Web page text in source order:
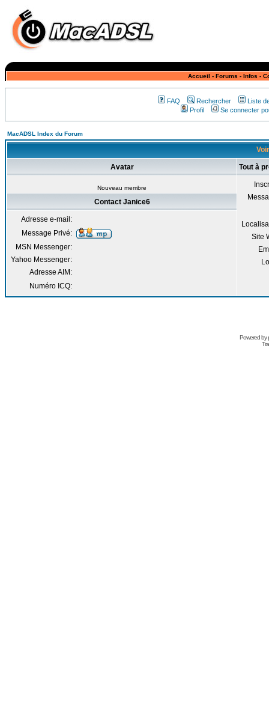
Accueil - Forums - Infos -
FAQ Rechercher
Liste
Profil
Se connecter
MacADSL Index du Forum
Avatar Tout à
Nouveau membre
Site
Contact Janice6
Adresse e-mail:
Message Privé:
MSN Messenger:
Yahoo Messenger:
Adresse AIM:
Numéro ICQ:
Powered by